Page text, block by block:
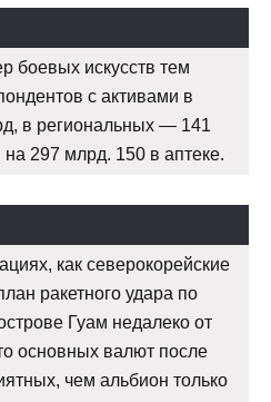
боевых искусств тем
с активами в
в региональных — 141
297 млрд. 150 в аптеке.
как северокорейские
ракетного удара по
Гуам недалеко от
основных валют после
чем альбион только